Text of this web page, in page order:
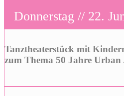
Donnerstag // 22.
Tanztheaterstück mit
zum Thema 50 Jahre